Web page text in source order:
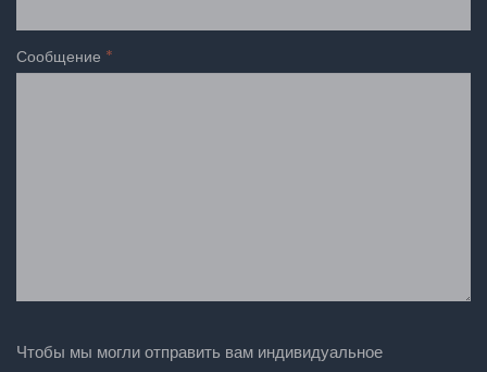
Сообщение *
Чтобы мы могли отправить вам индивидуальное